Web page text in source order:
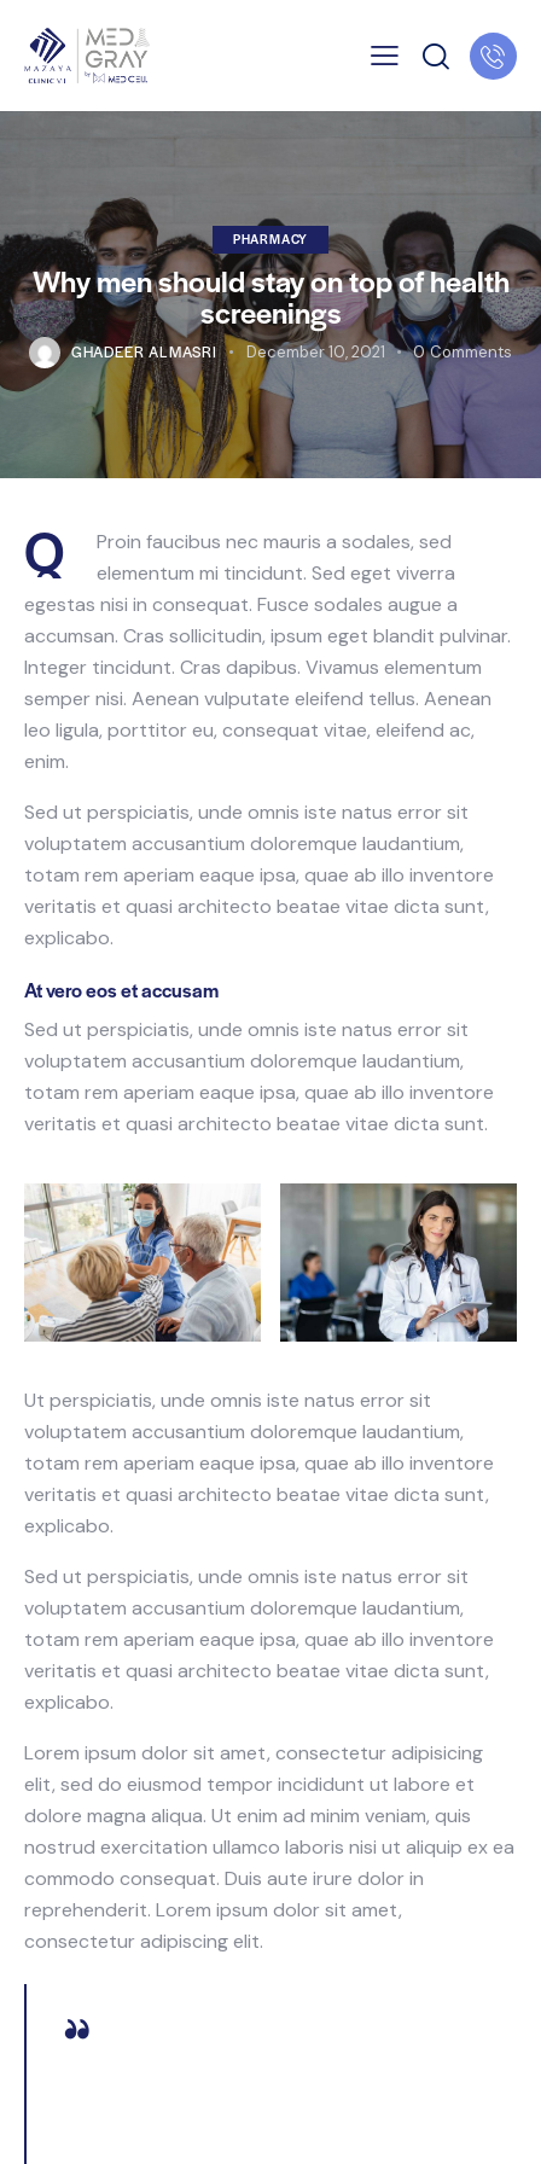
PHARMACY
Why men should stay on top of health
screenings
GHADEER ALMASRI December 10, 2021 0 Comments
Q
Proin faucibus nec mauris a sodales, sed
elementum mi tincidunt. Sed eget viverra
egestas nisi in consequat. Fusce sodales augue a
accumsan. Cras sollicitudin, ipsum eget blandit pulvinar.
Integer tincidunt. Cras dapibus. Vivamus elementum
semper nisi. Aenean vulputate eleifend tellus. Aenean
leo ligula, porttitor eu, consequat vitae, eleifend ac,
enim.
Sed ut perspiciatis, unde omnis iste natus error sit
voluptatem accusantium doloremque laudantium,
totam rem aperiam eaque ipsa, quae ab illo inventore
veritatis et quasi architecto beatae vitae dicta sunt,
explicabo.
At vero eos et accusam
Sed ut perspiciatis, unde omnis iste natus error sit
voluptatem accusantium doloremque laudantium,
totam rem aperiam eaque ipsa, quae ab illo inventore
veritatis et quasi architecto beatae vitae dicta sunt.
Ut perspiciatis, unde omnis iste natus error sit
voluptatem accusantium doloremque laudantium,
totam rem aperiam eaque ipsa, quae ab illo inventore
veritatis et quasi architecto beatae vitae dicta sunt,
explicabo.
Sed ut perspiciatis, unde omnis iste natus error sit
voluptatem accusantium doloremque laudantium,
totam rem aperiam eaque ipsa, quae ab illo inventore
veritatis et quasi architecto beatae vitae dicta sunt,
explicabo.
Lorem ipsum dolor sit amet, consectetur adipisicing
elit, sed do eiusmod tempor incididunt ut labore et
dolore magna aliqua. Ut enim ad minim veniam, quis
nostrud exercitation ullamco laboris nisi ut aliquip ex ea
commodo consequat. Duis aute irure dolor in
reprehenderit. Lorem ipsum dolor sit amet,
consectetur adipiscing elit.